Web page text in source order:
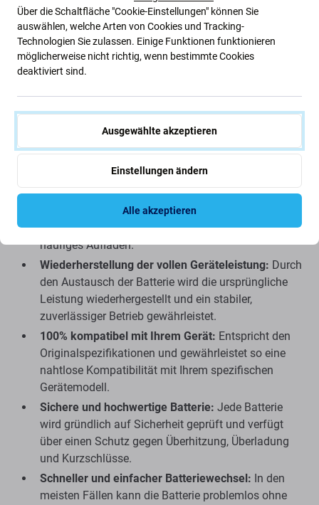
Standards wie die Originalakkus und können in seltenen
Fällen geringfügige Unterschiede in Funktionalität,
Qualität oder Aussehen aufweisen. Sie sind für ihre hohe
Qualität bekannt und werden vorab getestet.
Sparen Sie Geld beim Batteriewechsel:
Batterie ist eine kostengünstige Alternative zum Kauf
eines neuen Geräts und bietet eine zuverlässige und
vergleichbare Leistung.
Längere Laufzeit mit einer einzigen Ladung:
Genießen Sie eine verlängerte Nutzungsdauer ohne
häufiges Aufladen.
Wiederherstellung der vollen Geräteleistung: Durch
den Austausch der Batterie wird die ursprüngliche
Leistung wiederhergestellt und ein stabiler,
zuverlässiger Betrieb gewährleistet.
100% kompatibel mit Ihrem Gerät: Entspricht den
Originalspezifikationen und gewährleistet so eine
nahtlose Kompatibilität mit Ihrem spezifischen
Gerätemodell.
Sichere und hochwertige Batterie: Jede Batterie
wird gründlich auf Sicherheit geprüft und verfügt
über einen Schutz gegen Überhitzung, Überladung
und Kurzschlüsse.
Schneller und einfacher Batteriewechsel: In den
meisten Fällen kann die Batterie problemlos ohne
Über die Schaltfläche "Cookie-Einstellungen" können Sie
auswählen, welche Arten von Cookies und Tracking-
Technologien Sie zulassen. Einige Funktionen funktionieren
möglicherweise nicht richtig, wenn bestimmte Cookies
deaktiviert sind.
Ausgewählte akzeptieren
Einstellungen ändern
Alle akzeptieren